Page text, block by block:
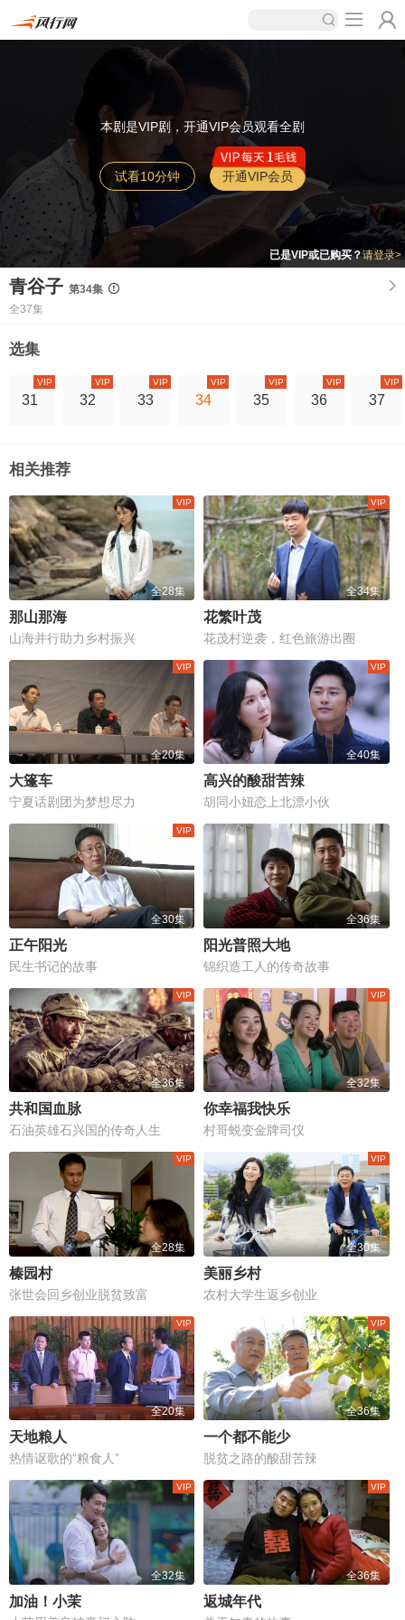
本剧是VIP剧，开通VIP会员观看全剧
试看10分钟 开通VIP会员
已是VIP或已购买？请登录>
青谷子 第34集
全37集
选集
31
VIP
32
VIP
33
VIP
34
VIP
35
VIP
36
VIP
37
VIP
相关推荐
全28集
那山那海
山海并行助力乡村振兴
全34集
花繁叶茂
花茂村逆袭，红色旅游出圈
全20集
大篷车
宁夏话剧团为梦想尽力
全40集
高兴的酸甜苦辣
胡同小妞恋上北漂小伙
全30集
正午阳光
民生书记的故事
全36集
阳光普照大地
锦织造工人的传奇故事
全36集
共和国血脉
石油英雄石兴国的传奇人生
全32集
你幸福我快乐
村哥蜕变金牌司仪
全28集
榛园村
张世会回乡创业脱贫致富
全30集
美丽乡村
农村大学生返乡创业
全20集
天地粮人
热情讴歌的“粮食人”
全36集
一个都不能少
脱贫之路的酸甜苦辣
全32集
加油！小茉
全36集
返城年代